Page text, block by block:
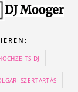
DJ
SZERTARTÁS